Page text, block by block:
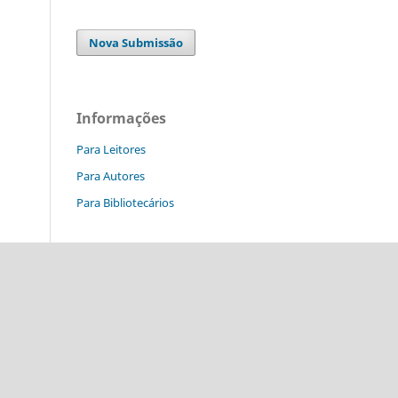
Nova Submissão
Informações
Para Leitores
Para Autores
Para Bibliotecários